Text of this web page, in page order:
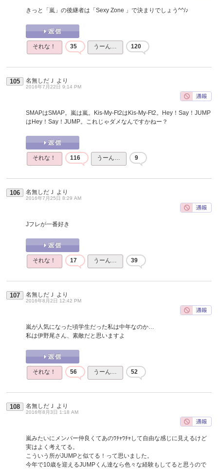
きっと「嵐」の後継者は「Sexy Zone 」で決まりでしょう^^/♪
それな！ 35 うーん… 120
105 名無しだＪ より
2016年7月22日 9:14 PM
SMAPはSMAP。嵐は嵐。Kis-My-Ft2はKis-My-Ft2。Hey！Say！JUMP
はHey！Say！JUMP。これじゃダメなんですかねー？
それな！ 116 うーん… 9
106 名無しだＪ より
2016年7月25日 8:29 AM
Jフレが一番好き
それな！ 17 うーん… 39
107 名無しだＪ より
2016年8月2日 12:42 PM
嵐が人気になった頃学生だった私は中年なのか…
私は伊野尾さん、素敵だと思いますよ
それな！ 56 うーん… 52
108 名無しだＪ より
2016年8月3日 1:18 AM
嵐みたいにメンバー仲良くてあのﾜﾁｬﾜﾁｬして自由な感じに見えるけど
実はよく考えてる。
こういう所がJUMPと似てる！って思いました。
今年で10歳を迎えるJUMPくん達なら色々な経験もしてると思うので